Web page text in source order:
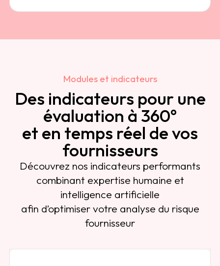
Modules et indicateurs
Des indicateurs pour une
évaluation à 360°
et en temps réel de vos
fournisseurs
Découvrez nos indicateurs performants
combinant expertise humaine et
intelligence artificielle
afin d’optimiser votre analyse du risque
fournisseur